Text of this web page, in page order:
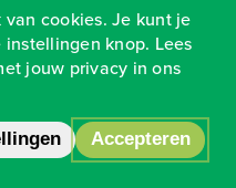
cookies. Je kunt je
knop. Lees
jouw privacy in ons
Accepteren